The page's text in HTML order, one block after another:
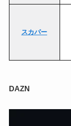
スカパー
DAZN